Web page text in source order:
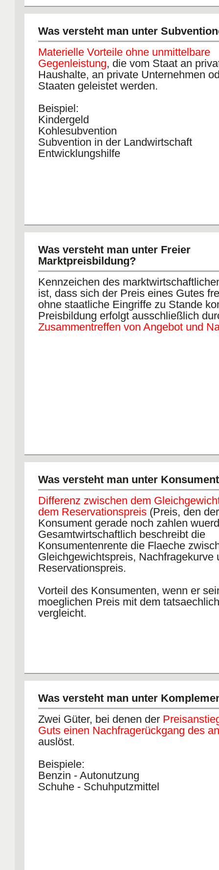
Was versteht man unter
Materielle Vorteile ohne unmittelbare
Gegenleistung, die vom Staat an
Haushalte, an private Unternehmen
Staaten geleistet werden.
Beispiel:
Kindergeld
Kohlesubvention
Subvention in der Landwirtschaft
Entwicklungshilfe
Was versteht man unter Freier
Marktpreisbildung?
Kennzeichen des
ist, dass sich der Preis eines Gutes
ohne staatliche Eingriffe zu Stande
Preisbildung erfolgt ausschließlich
Zusammentreffen von Angebot und
Was versteht man unter
Differenz zwischen dem
dem Reservationspreis (Preis, den der
Konsument gerade noch zahlen
Gesamtwirtschaftlich beschreibt die
Konsumentenrente die Flaeche
Gleichgewichtspreis, Nachfragekurve
Reservationspreis.
Vorteil des Konsumenten, wenn er
moeglichen Preis mit dem
vergleicht.
Was versteht man unter
Zwei Güter, bei denen der
Guts einen Nachfragerückgang des
auslöst.
Beispiele:
Benzin - Autonutzung
Schuhe - Schuhputzmittel